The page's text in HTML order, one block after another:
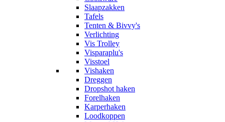
Slaapzakken
Tafels
Tenten & Bivvy's
Verlichting
Vis Trolley
Visparaplu's
Visstoel
Vishaken
Dreggen
Dropshot haken
Forelhaken
Karperhaken
Loodkoppen